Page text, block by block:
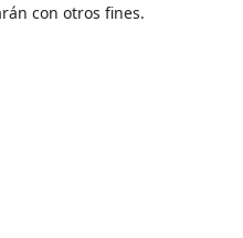
con otros fines.